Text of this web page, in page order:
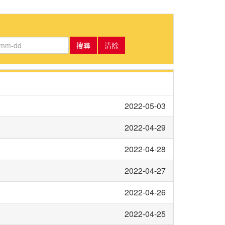
搜尋 清除
2022-05-03
2022-04-29
2022-04-28
2022-04-27
2022-04-26
2022-04-25